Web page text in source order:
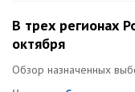
В трех регионах
октября
Обзор назначенных